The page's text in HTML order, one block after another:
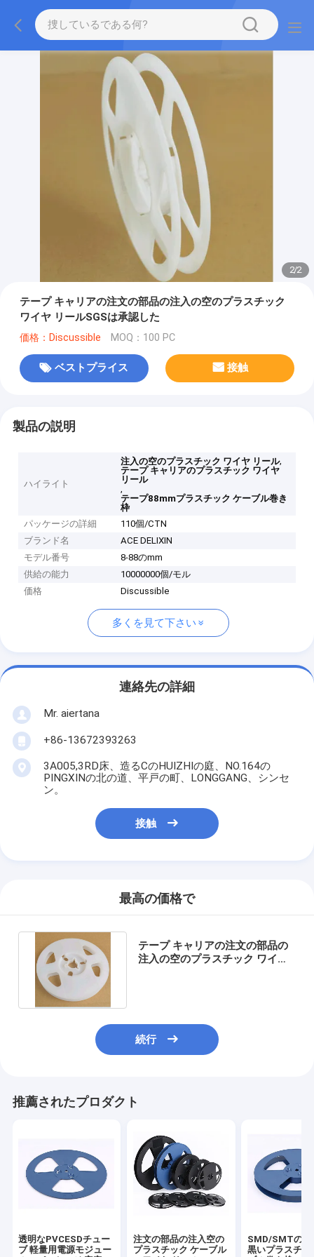
2/2
テープ キャリアの注文の部品の注入の空のプラスチック
ワイヤ リールSGSは承認した
価格：Discussible MOQ：100 PC
ベストプライス 接触
製品の説明
ハイライト
注入の空のプラスチック ワイヤ リール,
テープ キャリアのプラスチック ワイヤ
リール
,
テープ88mmプラスチック ケーブル巻き
枠
パッケージの詳細
110個/CTN
ブランド名
ACE DELIXIN
モデル番号
8-88のmm
供給の能力
10000000個/モル
価格
Discussible
多くを見て下さい
連絡先の詳細
Mr. aiertana
+86-13672393263
3A005,3RD床、造るCのHUIZHIの庭、NO.164の
PINGXINの北の道、平戸の町、LONGGANG、シンセ
ン。
接触
最高の価格で
テープ キャリアの注文の部品の
注入の空のプラスチック ワイヤ
続行
推薦されたプロダクト
透明なPVCESDチュー
ブ 軽量用電源モジュー
注文の部品の注入空の
プラスチック ケーブル
SMD/SMTの青
黒いプラスチッ